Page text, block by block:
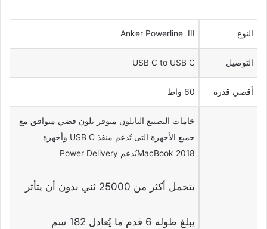
النوع Anker Powerline III
التوصيل USB C to USB C
أقصي قدرة 60 واط
خامات التصنيع النايلون متوفر بلون فضي متوافق مع
جميع الأجهزة التى تُدعم منفذ USB C وأجهزة
MacBook 2018يُدعم Power Delivery
يتحمل أكثر من 25000 ثني بدون أن يتأثر
يبلغ طوله 6 قدم ما يُعادل 182 سم